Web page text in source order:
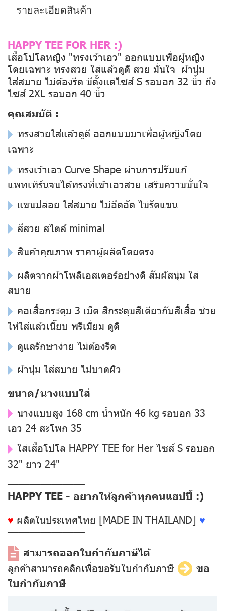
รายละเอียดสินค้า
HAPPY TEE FOR HER :)
เสื้อโปโลหญิง "ทรงเว้าเอว" ออกแบบเพื่อผู้หญิง
โดยเฉพาะ ทรงสวย ใส่แล้วดูดี สวย มั่นใจ ผ้านุ่ม
ใส่สบาย ไม่ต้องรีด มีตั้งแต่ไซส์ S รอบอก 32 นิ้ว ถึง
ไซส์ 2XL รอบอก 40 นิ้ว
คุณสมบัติ :
ทรงสวยใส่แล้วดูดี ออกแบบมาเพื่อผู้หญิงโดย
เฉพาะ
ทรงเว้าเอว Curve Shape ผ่านการปรับแก้
แพทเทิร์นจนได้ทรงที่เข้าเอวสวย เสริมความมั่นใจ
แขนปล่อย ใส่สบาย ไม่อึดอัด ไม่รัดแขน
สีสวย สไตล์ minimal
สินค้าคุณภาพ ราคาผู้ผลิตโดยตรง
ผลิตจากผ้าโพลีเอสเตอร์อย่างดี สัมผัสนุ่ม ใส่
สบาย
คอเสื้อกระดุม 3 เม็ด สีกระดุมสีเดียวกับสีเสื้อ ช่วย
ให้ใส่แล้วเนี๊ยบ พรีเมี่ยม ดูดี
ดูแลรักษาง่าย ไม่ต้องรีด
ผ้านุ่ม ใส่สบาย ไม่บาดผิว
ขนาด/นางแบบใส่
นางแบบสูง 168 cm น้ำหนัก 46 kg รอบอก 33
เอว 24 สะโพก 35
ใส่เสื้อโปโล HAPPY TEE for Her ไซส์ S รอบอก
32" ยาว 24"
––––––––––––––
HAPPY TEE - อยากให้ลูกค้าทุกคนแฮปปี้ :)
♥ ผลิตในประเทศไทย [MADE IN THAILAND] ♥
––––––––––––––
สามารถออกใบกำกับภาษีได้
ลูกค้าสามารถคลิกเพื่อขอรับใบกำกับภาษี
ขอ
ใบกำกับภาษี